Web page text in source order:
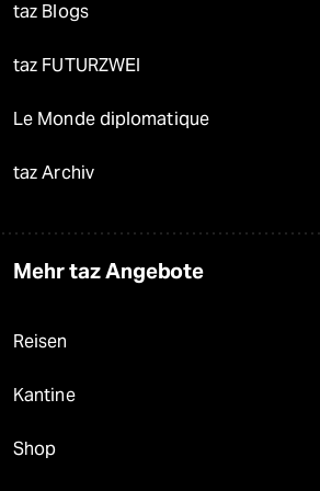
taz Blogs
taz FUTURZWEI
Le Monde diplomatique
taz Archiv
Mehr taz Angebote
Reisen
Kantine
Shop